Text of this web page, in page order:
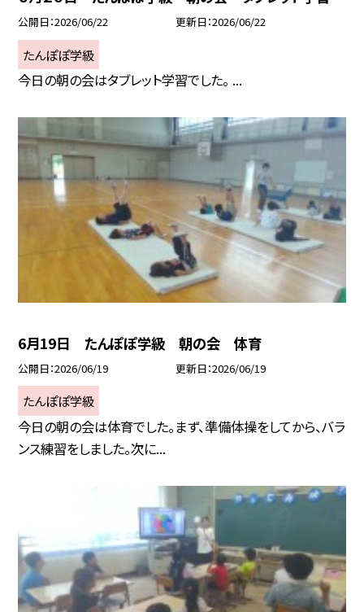
公開日 2026/06/22 更新日 2026/06/22
たんぽぽ学級
今日の朝の会はタブレット学習でした。 ...
6月19日 たんぽぽ学級 朝の会 体育
公開日 2026/06/19 更新日 2026/06/19
たんぽぽ学級
今日の朝の会は体育でした。まず、準備体操をしてから、バラ
ンス練習をしました。次に...